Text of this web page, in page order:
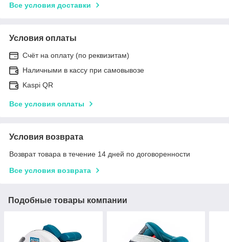
Все условия доставки
Условия оплаты
Счёт на оплату (по реквизитам)
Наличными в кассу при самовывозе
Kaspi QR
Все условия оплаты
Условия возврата
Возврат товара в течение 14 дней по договоренности
Все условия возврата
Подобные товары компании